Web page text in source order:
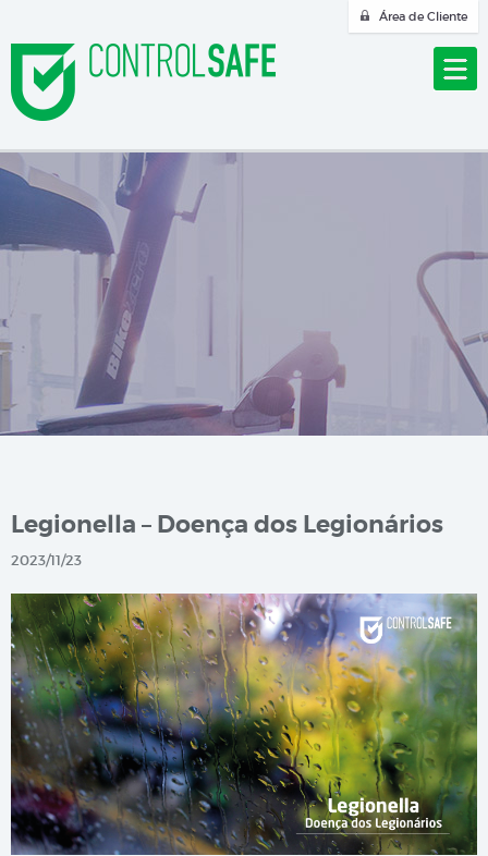
Área de Cliente
Legionella – Doença dos Legionários
2023/11/23